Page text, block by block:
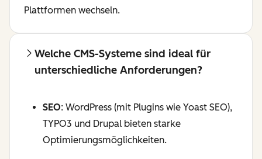
Plattformen wechseln.
Welche CMS-Systeme sind ideal für
unterschiedliche Anforderungen?
SEO: WordPress (mit Plugins wie Yoast SEO),
TYPO3 und Drupal bieten starke
Optimierungsmöglichkeiten.